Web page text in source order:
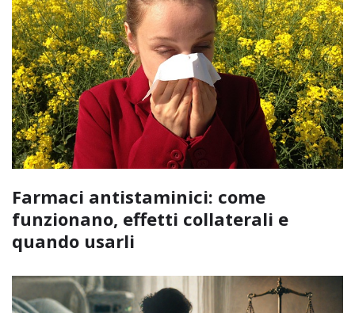
Farmaci antistaminici: come
funzionano, effetti collaterali e
quando usarli